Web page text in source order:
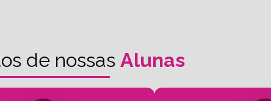
de nossas Alunas